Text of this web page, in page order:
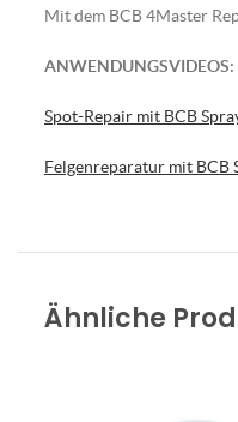
Mit dem BCB 4Master
ANWENDUNGSVIDEOS:
Spot-Repair mit BCB
Felgenreparatur mit BCB
Ähnliche